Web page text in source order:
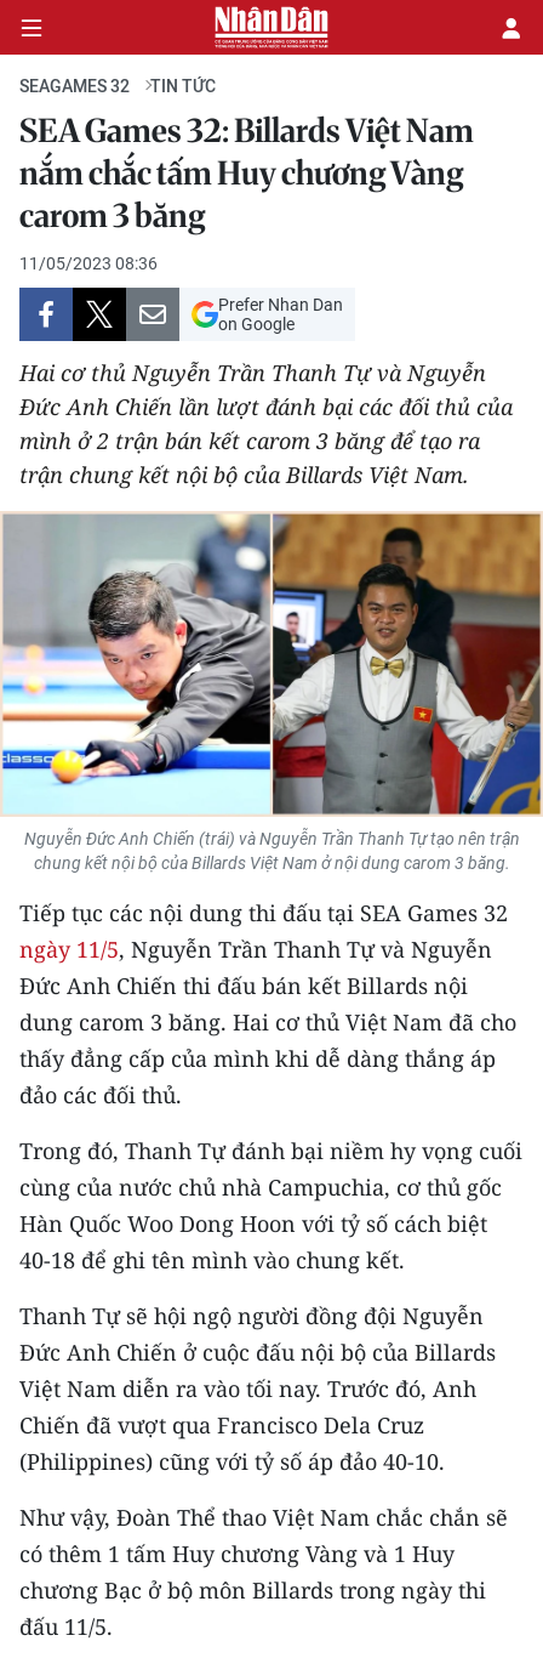
TIN TỨC
BÌNH LUẬN SEAGAMES 32
KHOẢNH KHẮC SEAGAMES 32
SEAGAMES 32 TIN TỨC
SEA Games 32: Billards Việt Nam
nắm chắc tấm Huy chương Vàng
carom 3 băng
11/05/2023 08:36
Prefer Nhan Dan
on Google
Hai cơ thủ Nguyễn Trần Thanh Tự và Nguyễn
Đức Anh Chiến lần lượt đánh bại các đối thủ của
mình ở 2 trận bán kết carom 3 băng để tạo ra
trận chung kết nội bộ của Billards Việt Nam.
Nguyễn Đức Anh Chiến (trái) và Nguyễn Trần Thanh Tự tạo nên trận
chung kết nội bộ của Billards Việt Nam ở nội dung carom 3 băng.
Tiếp tục các nội dung thi đấu tại SEA Games 32
ngày 11/5, Nguyễn Trần Thanh Tự và Nguyễn
Đức Anh Chiến thi đấu bán kết Billards nội
dung carom 3 băng. Hai cơ thủ Việt Nam đã cho
thấy đẳng cấp của mình khi dễ dàng thắng áp
đảo các đối thủ.
Trong đó, Thanh Tự đánh bại niềm hy vọng cuối
cùng của nước chủ nhà Campuchia, cơ thủ gốc
Hàn Quốc Woo Dong Hoon với tỷ số cách biệt
40-18 để ghi tên mình vào chung kết.
Thanh Tự sẽ hội ngộ người đồng đội Nguyễn
Đức Anh Chiến ở cuộc đấu nội bộ của Billards
Việt Nam diễn ra vào tối nay. Trước đó, Anh
Chiến đã vượt qua Francisco Dela Cruz
(Philippines) cũng với tỷ số áp đảo 40-10.
Như vậy, Đoàn Thể thao Việt Nam chắc chắn sẽ
có thêm 1 tấm Huy chương Vàng và 1 Huy
chương Bạc ở bộ môn Billards trong ngày thi
đấu 11/5.